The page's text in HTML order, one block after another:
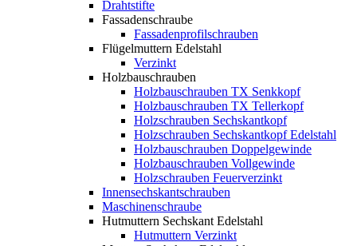
Drahtstifte
Fassadenschraube
Fassadenprofilschrauben
Flügelmuttern Edelstahl
Verzinkt
Holzbauschrauben
Holzbauschrauben TX Senkkopf
Holzbauschrauben TX Tellerkopf
Holzschrauben Sechskantkopf
Holzschrauben Sechskantkopf Edelstahl
Holzbauschrauben Doppelgewinde
Holzbauschrauben Vollgewinde
Holzschrauben Feuerverzinkt
Innensechskantschrauben
Maschinenschraube
Hutmuttern Sechskant Edelstahl
Hutmuttern Verzinkt